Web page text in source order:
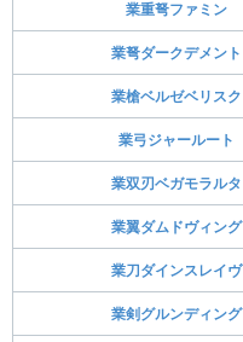
業重弩ファミン
業弩ダークデメント
業槍ベルゼベリスク
業弓ジャールート
業双刃ベガモラルタ
業翼ダムドヴィング
業刀ダインスレイヴ
業剣グルンディング